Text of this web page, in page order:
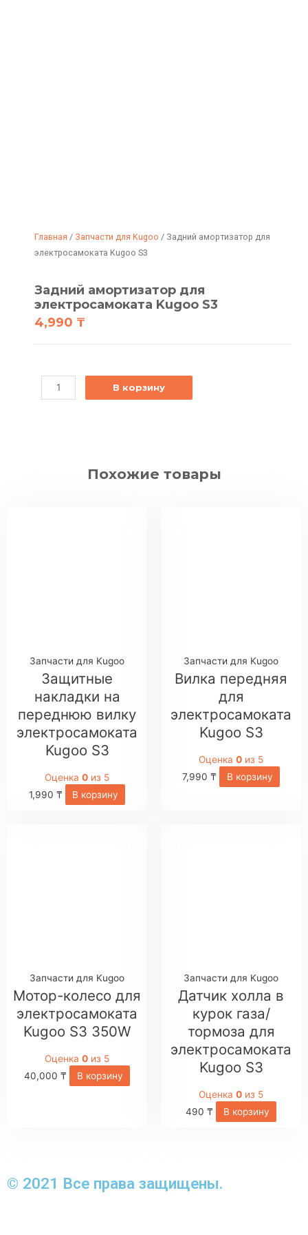
Главная / Запчасти для Kugoo / Задний амортизатор для
электросамоката Kugoo S3
Задний амортизатор для
электросамоката Kugoo S3
4,990 ₸
В корзину
Похожие товары
Запчасти для Kugoo
Защитные
накладки на
переднюю вилку
электросамоката
Kugoo S3
Оценка 0 из 5
1,990 ₸ В корзину
Запчасти для Kugoo
Вилка передняя
для
электросамоката
Kugoo S3
Оценка 0 из 5
7,990₸ В корзину
Запчасти для Kugoo
Мотор-колесо для
электросамоката
Kugoo S3 350W
Оценка 0 из 5
40,000₸ В корзину
Запчасти для Kugoo
Датчик холла в
курок газа/
тормоза для
электросамоката
Kugoo S3
Оценка 0 из 5
490₸ В корзину
© 2021 Все права защищены.